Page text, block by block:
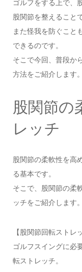
ゴルフをする上で、
股関節を整えること
また怪我を防ぐこと
できるのです。
そこで今回、普段か
方法をご紹介します。
股関節の
レッチ
股関節の柔軟性を高
る基本です。
そこで、股関節の柔
ッチをご紹介します。
【股関節回転ストレ
ゴルフスイングに必
転ストレッチ。